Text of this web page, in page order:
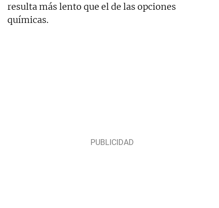
resulta más lento que el de las opciones
químicas.